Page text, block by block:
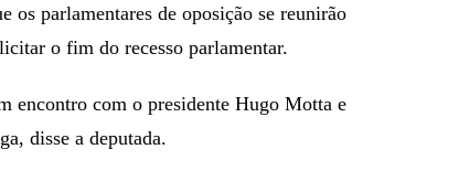
parlamentares de oposição se reunirão
o fim do recesso parlamentar.
encontro com o presidente Hugo Motta e
disse a deputada.